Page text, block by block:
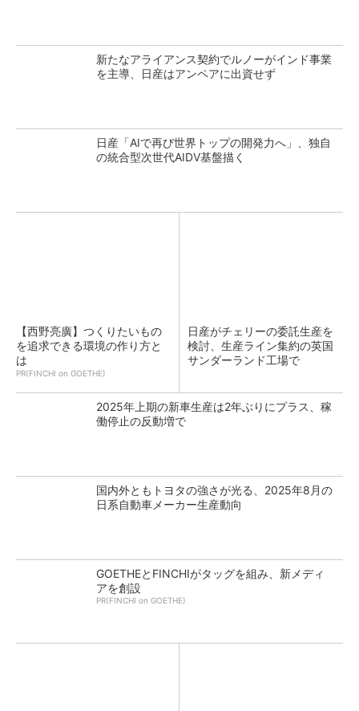
新たなアライアンス契約でルノーがインド事業
を主導、日産はアンペアに出資せず
日産「AIで再び世界トップの開発力へ」、独自
の統合型次世代AIDV基盤描く
【西野亮廣】つくりたいもの
を追求できる環境の作り方と
は
PR(FINCHI on GOETHE)
日産がチェリーの委託生産を
検討、生産ライン集約の英国
サンダーランド工場で
2025年上期の新車生産は2年ぶりにプラス、稼
働停止の反動増で
国内外ともトヨタの強さが光る、2025年8月の
日系自動車メーカー生産動向
GOETHEとFINCHIがタッグを組み、新メディ
アを創設
PR(FINCHI on GOETHE)